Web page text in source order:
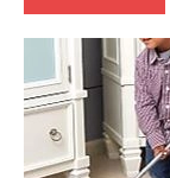
TUTTI GLI
ARTICOLI
VITA
PRATICA
cura
dell'ambiente
dai
3 ai